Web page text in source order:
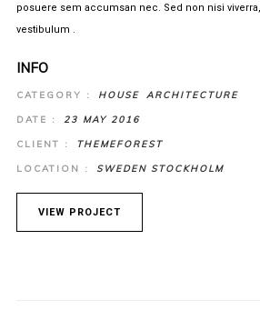
posuere sem accumsan nec. Sed non nisi
vestibulum .
INFO
CATEGORY : HOUSE ARCHITECTURE
DATE : 23 MAY 2016
CLIENT : THEMEFOREST
LOCATION : SWEDEN STOCKHOLM
VIEW PROJECT